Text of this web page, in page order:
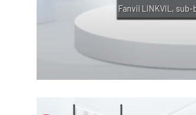
Fanvil LINKVIL,